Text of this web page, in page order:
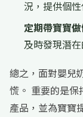
況，提供個
定期帶寶寶
及時發現潛
總之，面對嬰兒
慌。 重要的是保
產品，並為寶寶